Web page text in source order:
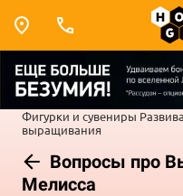
Фигурки и сувениры
выращивания
Вопросы про
Мелисса